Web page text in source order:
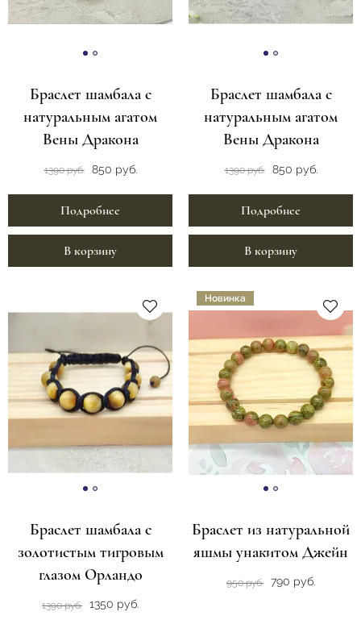
Браслет шамбала с
натуральным агатом
Вены Дракона
1390 руб. 850 руб.
Подробнее
В корзину
Браслет шамбала с
натуральным агатом
Вены Дракона
1390 руб. 850 руб.
Подробнее
В корзину
Браслет шамбала с
золотистым тигровым
глазом Орландо
1390 руб. 1350 руб.
Новинка
Браслет из натуральной
яшмы унакитом Джейн
950 руб. 790 руб.